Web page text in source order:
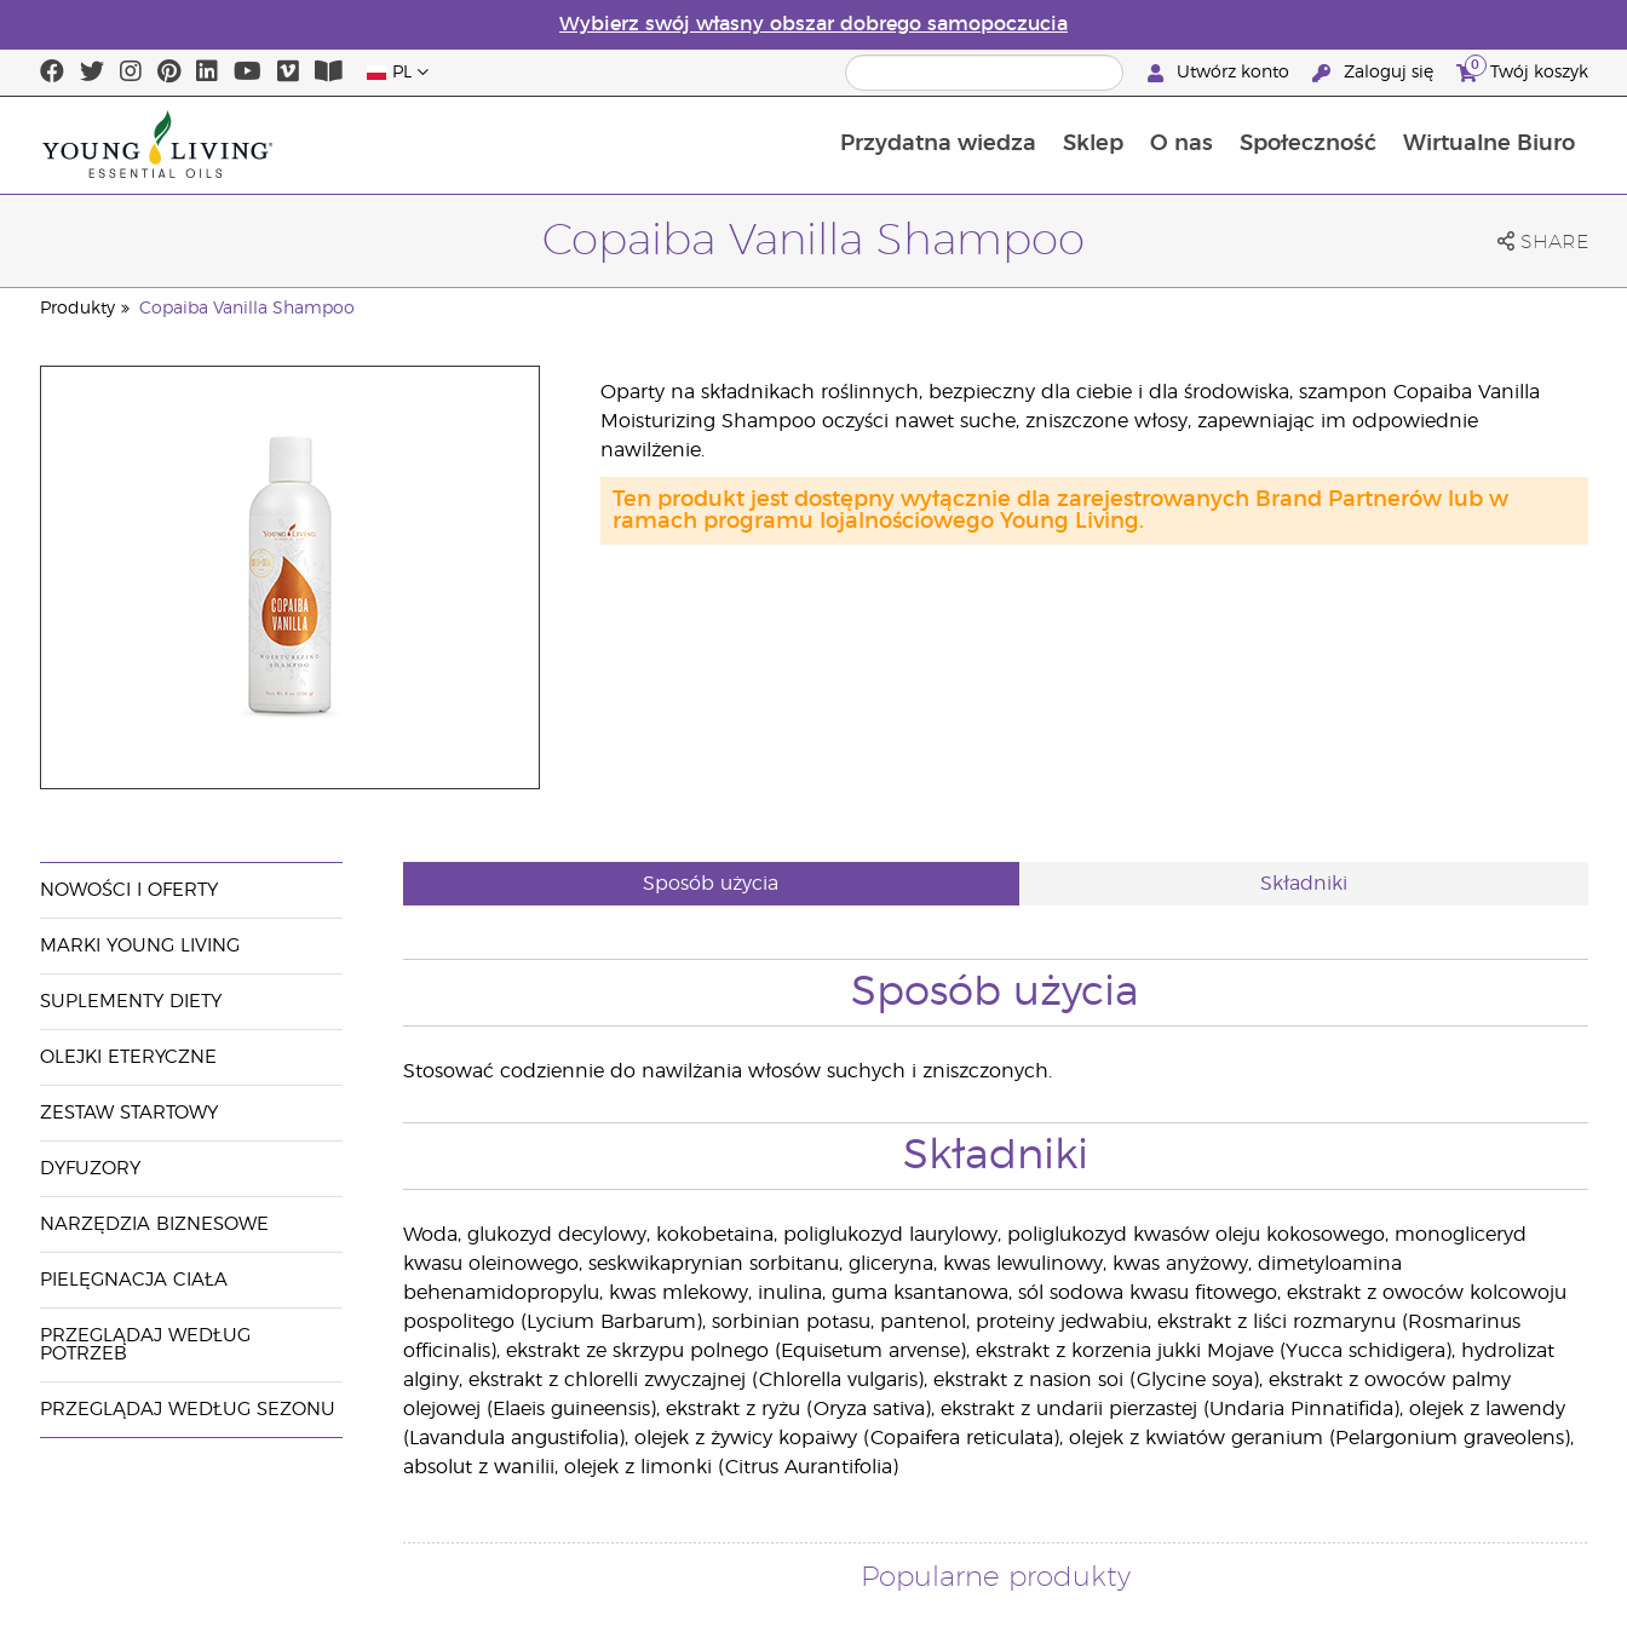
Wybierz swój własny obszar dobrego samopoczucia
PL Utwórz konto Zaloguj się 0 Twój koszyk
Przydatna wiedza Sklep O nas Społeczność Wirtualne Biuro
Copaiba Vanilla Shampoo SHARE
Produkty Copaiba Vanilla Shampoo
Oparty na składnikach roślinnych, bezpieczny dla ciebie i dla środowiska, szampon Copaiba Vanilla
Moisturizing Shampoo oczyści nawet suche, zniszczone włosy, zapewniając im odpowiednie
nawilżenie.
Ten produkt jest dostępny wyłącznie dla zarejestrowanych Brand Partnerów lub w
ramach programu lojalnościowego Young Living.
NOWOŚCI I OFERTY
MARKI YOUNG LIVING
SUPLEMENTY DIETY
OLEJKI ETERYCZNE
ZESTAW STARTOWY
DYFUZORY
NARZĘDZIA BIZNESOWE
PIELĘGNACJA CIAŁA
PRZEGLĄDAJ WEDŁUG
POTRZEB
PRZEGLĄDAJ WEDŁUG SEZONU
Sposób użycia Składniki
Sposób użycia
Stosować codziennie do nawilżania włosów suchych i zniszczonych.
Składniki
Woda, glukozyd decylowy, kokobetaina, poliglukozyd laurylowy, poliglukozyd kwasów oleju kokosowego, monogliceryd
kwasu oleinowego, seskwikaprynian sorbitanu, gliceryna, kwas lewulinowy, kwas anyżowy, dimetyloamina
behenamidopropylu, kwas mlekowy, inulina, guma ksantanowa, sól sodowa kwasu fitowego, ekstrakt z owoców kolcowoju
pospolitego (Lycium Barbarum), sorbinian potasu, pantenol, proteiny jedwabiu, ekstrakt z liści rozmarynu (Rosmarinus
officinalis), ekstrakt ze skrzypu polnego (Equisetum arvense), ekstrakt z korzenia jukki Mojave (Yucca schidigera), hydrolizat
alginy, ekstrakt z chlorelli zwyczajnej (Chlorella vulgaris), ekstrakt z nasion soi (Glycine soya), ekstrakt z owoców palmy
olejowej (Elaeis guineensis), ekstrakt z ryżu (Oryza sativa), ekstrakt z undarii pierzastej (Undaria Pinnatifida), olejek z lawendy
(Lavandula angustifolia), olejek z żywicy kopaiwy (Copaifera reticulata), olejek z kwiatów geranium (Pelargonium graveolens),
absolut z wanilii, olejek z limonki (Citrus Aurantifolia)
Popularne produkty